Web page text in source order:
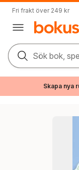
Fri frakt över 249 kr
Sök bok,
Skapa nya